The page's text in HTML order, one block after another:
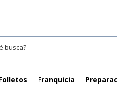
Folletos Franquicia